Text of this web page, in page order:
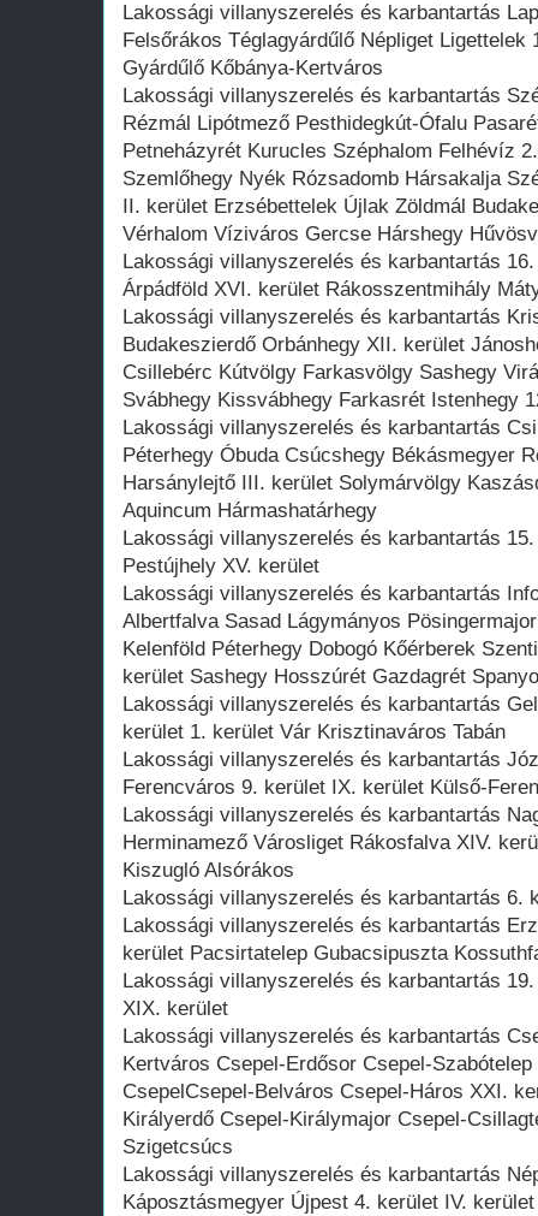
Lakossági villanyszerelés és karbantartás
Felsőrákos Téglagyárdűlő Népliget Ligettelek
Gyárdűlő Kőbánya-Kertváros
Lakossági villanyszerelés és karbantartás
Rézmál Lipótmező Pesthidegkút-Ófalu
Petneházyrét Kurucles Széphalom Felhévíz
Szemlőhegy Nyék Rózsadomb Hársakalja
II. kerület Erzsébettelek Újlak Zöldmál
Vérhalom Víziváros Gercse Hárshegy
Lakossági villanyszerelés és karbantartás
Árpádföld XVI. kerület Rákosszentmihály
Lakossági villanyszerelés és karbantartás
Budakeszierdő Orbánhegy XII. kerület
Csillebérc Kútvölgy Farkasvölgy Sashegy
Svábhegy Kissvábhegy Farkasrét Istenhegy
Lakossági villanyszerelés és karbantartás
Péterhegy Óbuda Csúcshegy Békásmegyer
Harsánylejtő III. kerület Solymárvölgy
Aquincum Hármashatárhegy
Lakossági villanyszerelés és karbantartás
Pestújhely XV. kerület
Lakossági villanyszerelés és karbantartás
Albertfalva Sasad Lágymányos
Kelenföld Péterhegy Dobogó Kőérberek
kerület Sashegy Hosszúrét Gazdagrét
Lakossági villanyszerelés és karbantartás
kerület 1. kerület Vár Krisztinaváros Tabán
Lakossági villanyszerelés és karbantartás
Ferencváros 9. kerület IX. kerület Külső-
Lakossági villanyszerelés és karbantartás
Herminamező Városliget Rákosfalva XIV.
Kiszugló Alsórákos
Lakossági villanyszerelés és karbantartás 6.
Lakossági villanyszerelés és karbantartás
kerület Pacsirtatelep Gubacsipuszta
Lakossági villanyszerelés és karbantartás
XIX. kerület
Lakossági villanyszerelés és karbantartás
Kertváros Csepel-Erdősor Csepel-
CsepelCsepel-Belváros Csepel-Háros XXI.
Királyerdő Csepel-Királymajor Csepel-
Szigetcsúcs
Lakossági villanyszerelés és karbantartás
Káposztásmegyer Újpest 4. kerület IV.